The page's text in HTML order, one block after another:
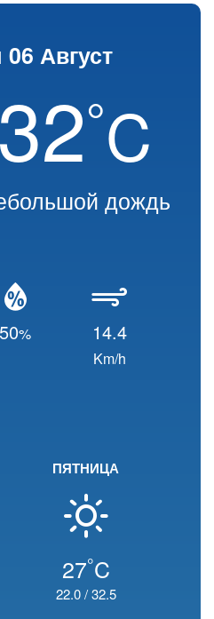
06 Август
32°C
дождь
50% 14.4
Km/h
ПЯТНИЦА
27°C
22.0/32.5